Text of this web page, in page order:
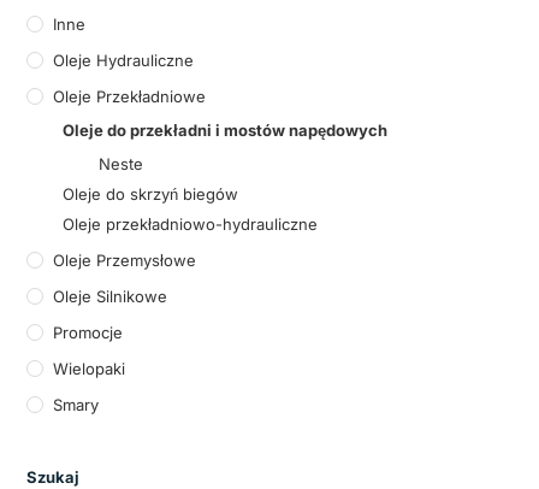
Inne
Oleje Hydrauliczne
Oleje Przekładniowe
Oleje do przekładni i mostów napędowych
Neste
Oleje do skrzyń biegów
Oleje przekładniowo-hydrauliczne
Oleje Przemysłowe
Oleje Silnikowe
Promocje
Wielopaki
Smary
Szukaj